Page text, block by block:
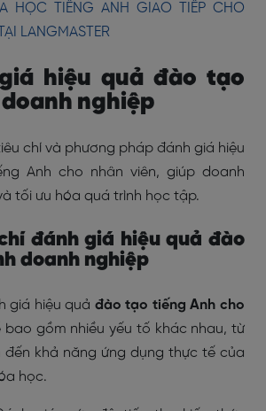
HỌC TIẾNG ANH GIAO TIẾP CHO
LANGMASTER
hiệu quả đào tạo
nghiệp
chí và phương pháp đánh giá hiệu
Anh cho nhân viên, giúp doanh
tối ưu hóa quá trình học tập.
đánh giá hiệu quả đào
doanh nghiệp
giá hiệu quả đào tạo tiếng Anh cho
gồm nhiều yếu tố khác nhau, từ
đến khả năng ứng dụng thực tế của
học.